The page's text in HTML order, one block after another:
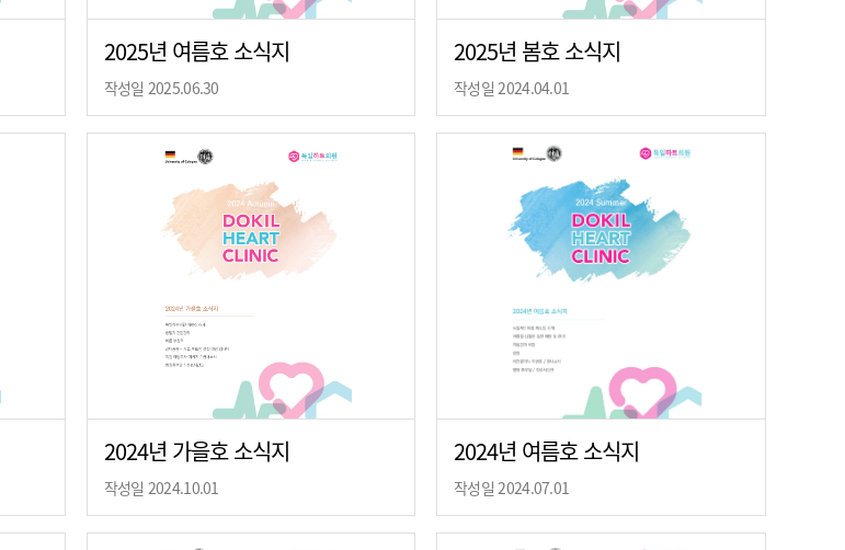
2025년 여름호 소식지
작성일 2025.06.30
2025년 봄호 소식지
작성일 2024.04.01
2024년 가을호 소식지
작성일 2024.10.01
2024년 여름호 소식지
작성일 2024.07.01